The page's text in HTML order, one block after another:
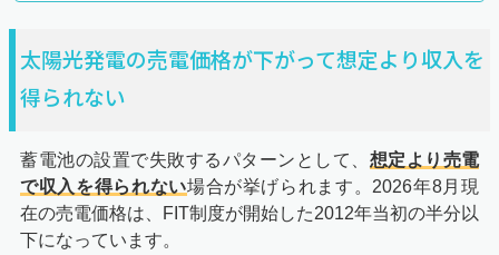
太陽光発電の売電価格が下がって想定より収入を
得られない
蓄電池の設置で失敗するパターンとして、 想定より売電
で収入を得られない場合が挙げられます。2026年8月現
在の売電価格は、FIT制度が開始した2012年当初の半分以
下になっています。